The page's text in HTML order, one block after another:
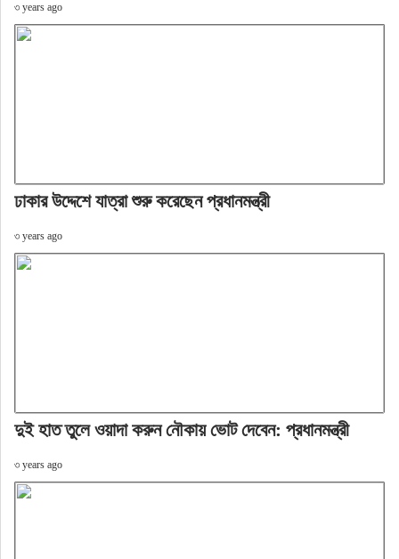
৩ years ago
ঢাকার উদ্দেশে যাত্রা শুরু করেছেন প্রধানমন্ত্রী
৩ years ago
দুই হাত তুলে ওয়াদা করুন নৌকায় ভোট দেবেন: প্রধানমন্ত্রী
৩ years ago